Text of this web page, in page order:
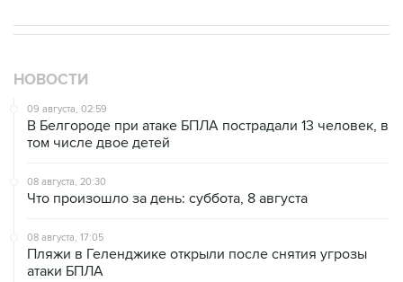
НОВОСТИ
09 августа, 02:59
В Белгороде при атаке БПЛА пострадали 13 человек, в
том числе двое детей
08 августа, 20:30
Что произошло за день: суббота, 8 августа
08 августа, 17:05
Пляжи в Геленджике открыли после снятия угрозы
атаки БПЛА